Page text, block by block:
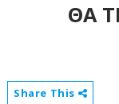
ΘΑ
Share This